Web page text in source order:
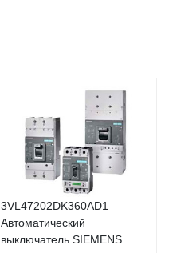
3VL47202DK360AD1
Автоматический
выключатель SIEMENS